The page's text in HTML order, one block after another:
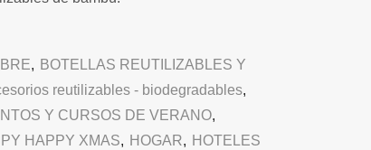
, BOTELLAS REUTILIZABLES Y
reutilizables - biodegradables,
Y CURSOS DE VERANO,
HAPPY XMAS, HOGAR, HOTELES